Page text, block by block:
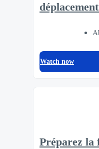
Watch now
Préparez la